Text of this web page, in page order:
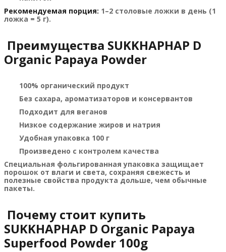
Рекомендуемая порция: 1–2 столовые ложки в день (1
ложка = 5 г).
Преимущества SUKKHAPHAP D
Organic Papaya Powder
100% органический продукт
Без сахара, ароматизаторов и консервантов
Подходит для веганов
Низкое содержание жиров и натрия
Удобная упаковка 100 г
Произведено с контролем качества
Специальная фольгированная упаковка защищает
порошок от влаги и света, сохраняя свежесть и
полезные свойства продукта дольше, чем обычные
пакеты.
Почему стоит купить
SUKKHAPHAP D Organic Papaya
Superfood Powder 100g